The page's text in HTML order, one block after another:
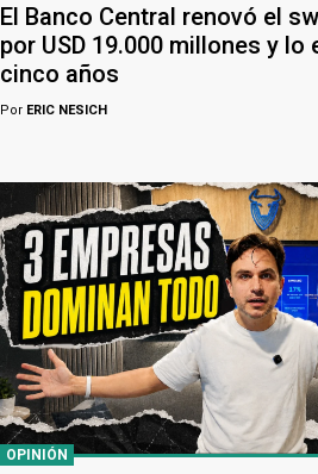
El Banco Central renovó el
por USD 19.000 millones y lo
cinco años
Por ERIC NESICH
OPINIÓN